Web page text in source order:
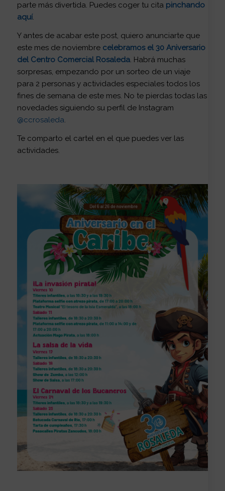
parte más divertida. Puedes coger tu cita pinchando
aquí.
Y antes de acabar este post, quiero anunciarte que
este mes de noviembre celebramos el 30 Aniversario
del Centro Comercial Rosaleda. Habrá muchas
sorpresas, empezando por un sorteo de un viaje
para 2 personas y actividades especiales todos los
fines de semana de este mes. No te pierdas todas las
novedades siguiendo su perfil de Instagram
@ccrosaleda.
Te comparto el cartel en el que puedes ver las
actividades.